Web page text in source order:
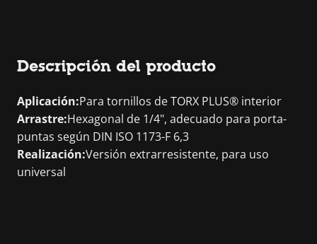
Descripción del producto
Aplicación:Para tornillos de TORX PLUS® interior
Arrastre:Hexagonal de 1/4", adecuado para porta-
puntas según DIN ISO 1173-F 6,3
Realización:Versión extrarresistente, para uso
universal